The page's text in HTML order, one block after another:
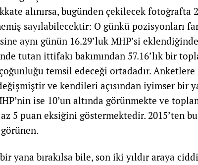
alınırsa, bugünden çekilecek fotoğrafta
sayılabilecektir: O günkü pozisyonları
aynı günün 16.29’luk MHP’si
tutan ittifakı bakımından 57.16’lık bir
temsil edeceği ortadadır. Anketlere
ve kendileri açısından iyimser bir
ise 10’un altında görünmekte ve
5 puan eksiğini göstermektedir. 2015’ten
yana bırakılsa bile, son iki yıldır araya